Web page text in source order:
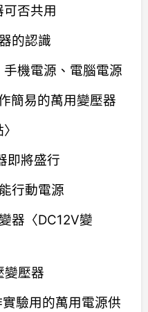
否共用
的認識
機電源、電腦電源
簡易的萬用變壓器
即將盛行
行動電源
器〈DC12V變
變壓器
驗用的萬用電源供